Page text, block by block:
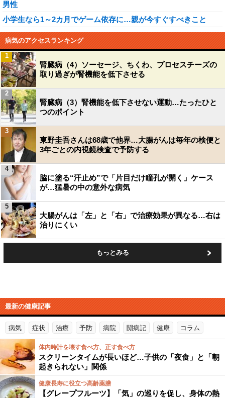
男性
小学生なら1～2カ月でゲーム依存に…親が今すぐすべきこと
病気のアクセスランキング
腎臓病（4）ソーセージ、ちくわ、プロセスチーズの
取り過ぎが腎機能を低下させる
1
腎臓病（3）腎機能を低下させない運動…たったひと
つのポイント
2
東野圭吾さんは68歳で他界…大腸がんは毎年の検便と
3年ごとの内視鏡検査で予防する
3
脇に塗る“汗止め”で「片目だけ瞳孔が開く」ケース
が…猛暑の中の意外な病気
4
大腸がんは「左」と「右」で治療効果が異なる…右は
治りにくい
5
もっとみる
最新の健康記事
病気 症状 治療 予防 病院 闘病記 健康 コラム
体内時計を壊す食べ方、正す食べ方
スクリーンタイムが長いほど…子供の「夜食」と「朝
起きられない」関係
健康長寿に役立つ高齢薬膳
【グレープフルーツ】「気」の巡りを促し、身体の熱